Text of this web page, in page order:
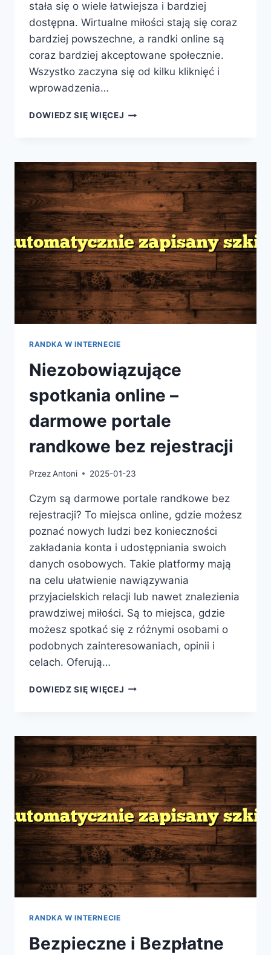
stała się o wiele łatwiejsza i bardziej
dostępna. Wirtualne miłości stają się coraz
bardziej powszechne, a randki online są
coraz bardziej akceptowane społecznie.
Wszystko zaczyna się od kilku kliknięć i
wprowadzenia…
DOWIEDZ SIĘ WIĘCEJ WIRTUALNE
RANDKA W INTERNECIE
Niezobowiązujące
spotkania online –
darmowe portale
randkowe bez rejestracji
PrzezAntoni 2025-01-23
Czym są darmowe portale randkowe bez
rejestracji? To miejsca online, gdzie możesz
poznać nowych ludzi bez konieczności
zakładania konta i udostępniania swoich
danych osobowych. Takie platformy mają
na celu ułatwienie nawiązywania
przyjacielskich relacji lub nawet znalezienia
prawdziwej miłości. Są to miejsca, gdzie
możesz spotkać się z różnymi osobami o
podobnych zainteresowaniach, opinii i
celach. Oferują…
DOWIEDZ SIĘ WIĘCEJ NIEZOBOWIĄZUJĄCE
DARMOWE
PORTALE
RANDKOWE
BEZ
REJESTRACJI
RANDKA W INTERNECIE
Bezpieczne i Bezpłatne